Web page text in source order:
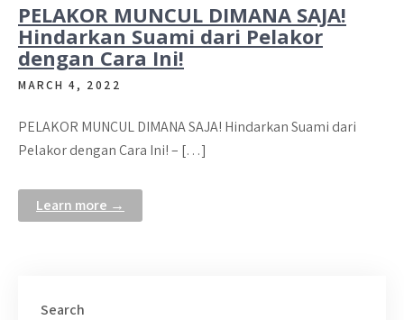
PELAKOR MUNCUL DIMANA SAJA!
Hindarkan Suami dari Pelakor
dengan Cara Ini!
MARCH 4, 2022
PELAKOR MUNCUL DIMANA SAJA! Hindarkan Suami dari
Pelakor dengan Cara Ini! – […]
Learn more →
Search